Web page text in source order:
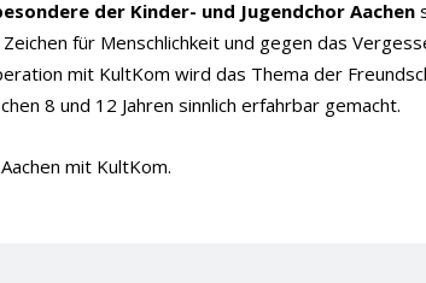
der Kinder- und Jugendchor Aachen
für Menschlichkeit und gegen das
mit KultKom wird das Thema der
8 und 12 Jahren sinnlich erfahrbar gemacht.
mit KultKom.